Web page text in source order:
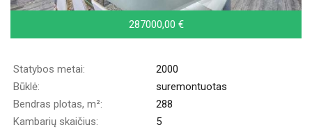
287000,00 €
Statybos metai:
2000
Būklė:
suremontuotas
Bendras plotas, m²:
288
Kambarių skaičius:
5